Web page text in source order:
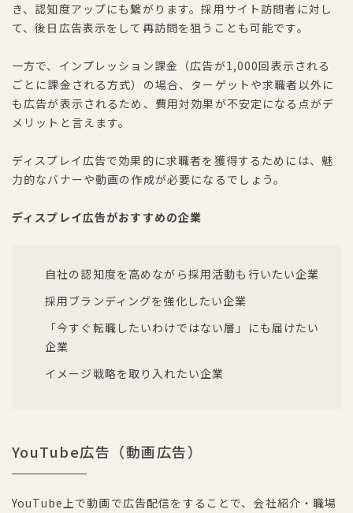
き、認知度アップにも繋がります。採用サイト訪問者に対し
て、後日広告表示をして再訪問を狙うことも可能です。
一方で、インプレッション課金（広告が1,000回表示される
ごとに課金される方式）の場合、ターゲットや求職者以外に
も広告が表示されるため、費用対効果が不安定になる点がデ
メリットと言えます。
ディスプレイ広告で効果的に求職者を獲得するためには、魅
力的なバナーや動画の作成が必要になるでしょう。
ディスプレイ広告がおすすめの企業
自社の認知度を高めながら採用活動も行いたい企業
採用ブランディングを強化したい企業
「今すぐ転職したいわけではない層」にも届けたい
企業
イメージ戦略を取り入れたい企業
YouTube広告（動画広告）
YouTube上で動画で広告配信をすることで、会社紹介・職場